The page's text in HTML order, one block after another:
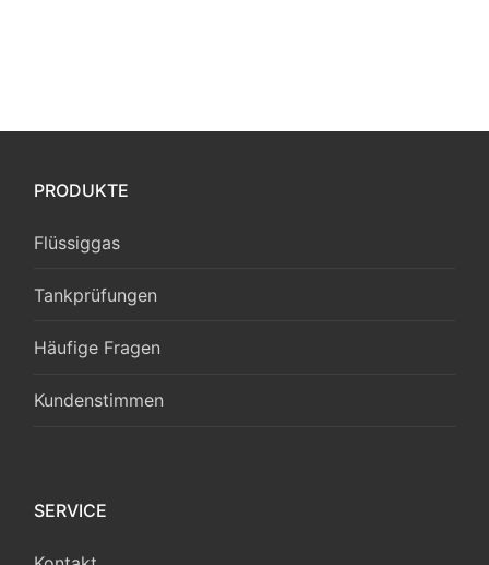
PRODUKTE
Flüssiggas
Tankprüfungen
Häufige Fragen
Kundenstimmen
SERVICE